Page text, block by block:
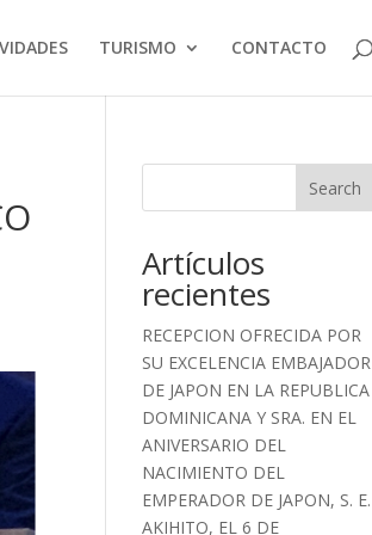
TURISMO CONTACTO
Search
Artículos
recientes
RECEPCION OFRECIDA POR
SU EXCELENCIA EMBAJADOR
DE JAPON EN LA REPUBLICA
DOMINICANA Y SRA. EN EL
ANIVERSARIO DEL
NACIMIENTO DEL
EMPERADOR DE JAPON, S. E.
AKIHITO, EL 6 DE